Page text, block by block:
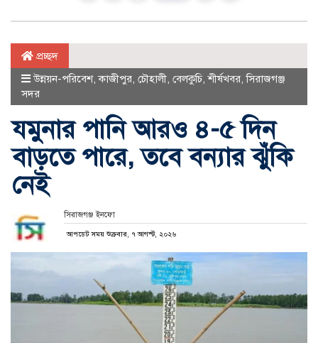
প্রচ্ছদ
উন্নয়ন-পরিবেশ,কাজীপুর চৌহালী বেলকুচি ,শীর্ষখবর ,সিরাজগঞ্জ
সদর
যমুনার পানি আরও ৪-৫ দিন
বাড়তে পারে, তবে বন্যার ঝুঁকি
নেই
সিরাজগঞ্জ ইনফো
আপডেট সময় শুক্রবার, ৭ আগস্ট, ২০২৬